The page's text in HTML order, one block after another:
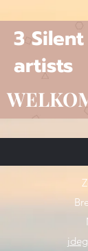
3 Silent
artists